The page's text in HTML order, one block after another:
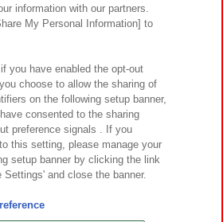
ウェブアクセシビリティ方針と検証結果
ともに
応方針 よくあるご質問・お問い合わせ
Namco Amusement Inc.
Namco Amusement Lab Inc.
information with our partners.
My Personal Information] to
you have enabled the opt-out
choose to allow the sharing of
on the following setup banner,
consented to the sharing
preference signals . If you
this setting, please manage your
setup banner by clicking the link
Settings' and close the banner.